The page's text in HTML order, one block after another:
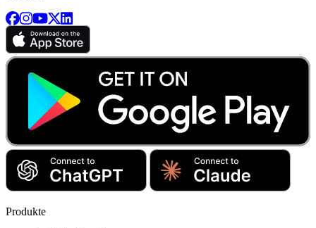
Produkte